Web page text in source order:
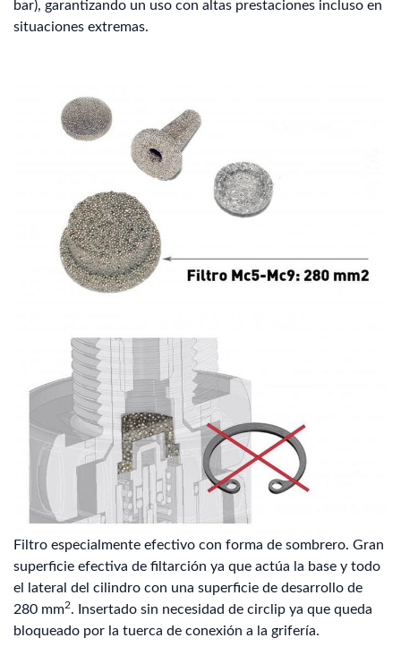
bar), garantizando un uso con altas prestaciones incluso en
situaciones extremas.
Filtro especialmente efectivo con forma de sombrero. Gran
superficie efectiva de filtarción ya que actúa la base y todo
el lateral del cilindro con una superficie de desarrollo de
280 mm2. Insertado sin necesidad de circlip ya que queda
bloqueado por la tuerca de conexión a la grifería.